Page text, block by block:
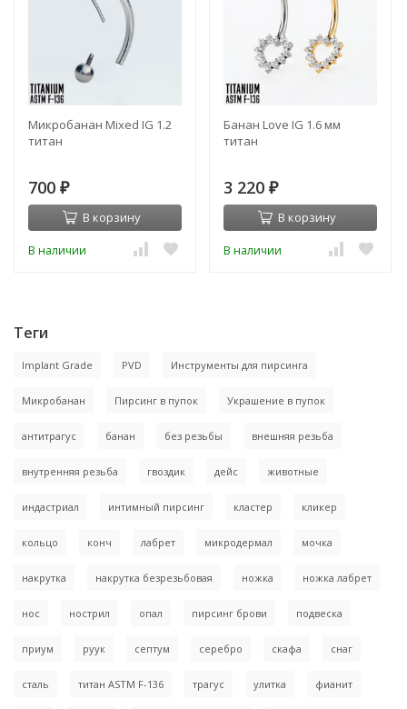
Микробанан Mixed IG 1.2
титан
700 ₽
В корзину
В наличии
Банан Love IG 1.6 мм
титан
3 220 ₽
В корзину
В наличии
Теги
Implant Grade PVD Инструменты для пирсинга
Микробанан Пирсинг в пупок Украшение в пупок
антитрагус банан без резьбы внешняя резьба
внутренняя резьба гвоздик дейс животные
индастриал интимный пирсинг кластер кликер
кольцо конч лабрет микродермал мочка
накрутка накрутка безрезьбовая ножка ножка лабрет
нос нострил опал пирсинг брови подвеска
приум руук септум серебро скафа снаг
сталь титан ASTM F-136 трагус улитка фианит